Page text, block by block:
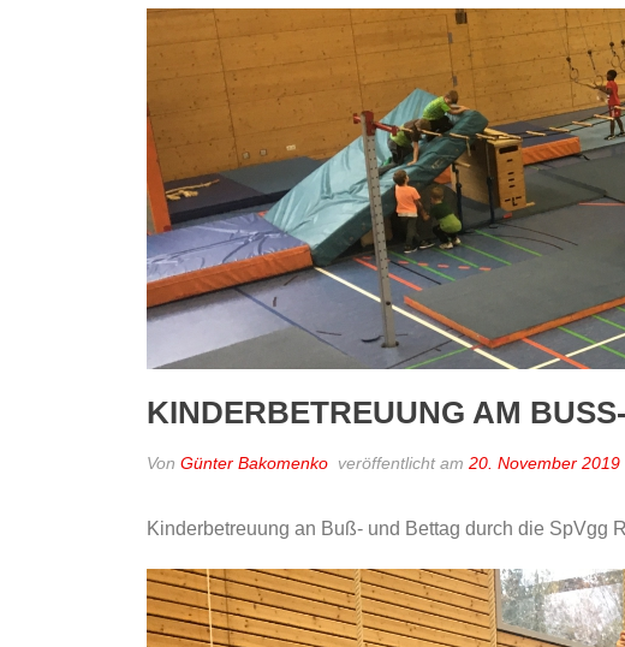
KINDERBETREUUNG AM
Von Günter Bakomenko veröffentlicht am 20. November 2019
Kinderbetreuung an Buß- und Bettag durch die SpVgg